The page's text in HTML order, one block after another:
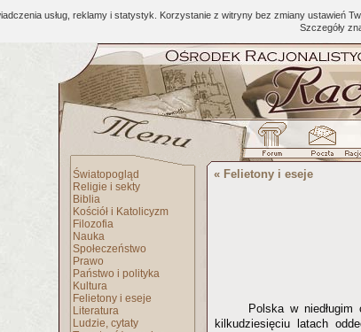
usług, reklamy i statystyk. Korzystanie z witryny bez zmiany ustawień
Szczegóły
Światopogląd
Religie i sekty
Biblia
Kościół i Katolicyzm
Filozofia
Nauka
Społeczeństwo
Prawo
Państwo i polityka
Kultura
Felietony i eseje
Literatura
Ludzie, cytaty
« Felietony i eseje
Polska w
kilkudziesięciu latach